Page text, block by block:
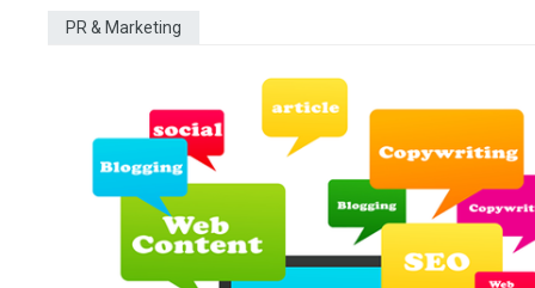
PR & Marketing